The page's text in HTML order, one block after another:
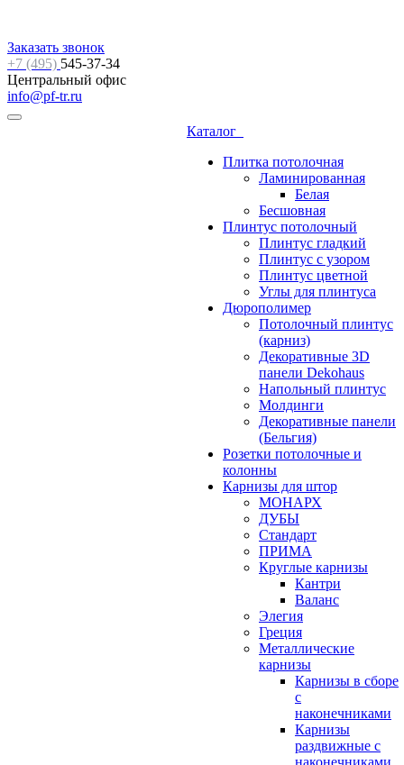
Заказать звонок
+7 (495) 545-37-34
Центральный офис
info@pf-tr.ru
Каталог
Плитка потолочная
Ламинированная
Белая
Бесшовная
Плинтус потолочный
Плинтус гладкий
Плинтус с узором
Плинтус цветной
Углы для плинтуса
Дюрополимер
Потолочный плинтус
(карниз)
Декоративные 3D
панели Dekohaus
Напольный плинтус
Молдинги
Декоративные панели
(Бельгия)
Розетки потолочные и
колонны
Карнизы для штор
МОНАРХ
ДУБЫ
Стандарт
ПРИМА
Круглые карнизы
Кантри
Валанс
Элегия
Греция
Металлические
карнизы
Карнизы в сборе
с
наконечниками
Карнизы
раздвижные с
наконечниками